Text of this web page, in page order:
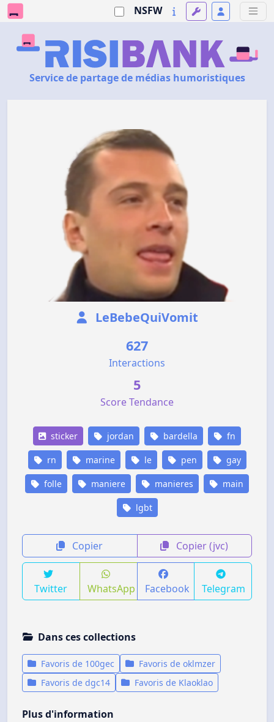
NSFW
Service de partage de médias humoristiques
LeBebeQuiVomit
627
Interactions
5
Score Tendance
sticker jordan bardella fn
rn marine le pen gay
folle maniere manieres main
lgbt
Copier Copier (jvc)
Twitter WhatsApp Facebook Telegram
Dans ces collections
Favoris de 100gec
Favoris de oklmzer
Favoris de dgc14
Favoris de Klaoklao
Plus d'information